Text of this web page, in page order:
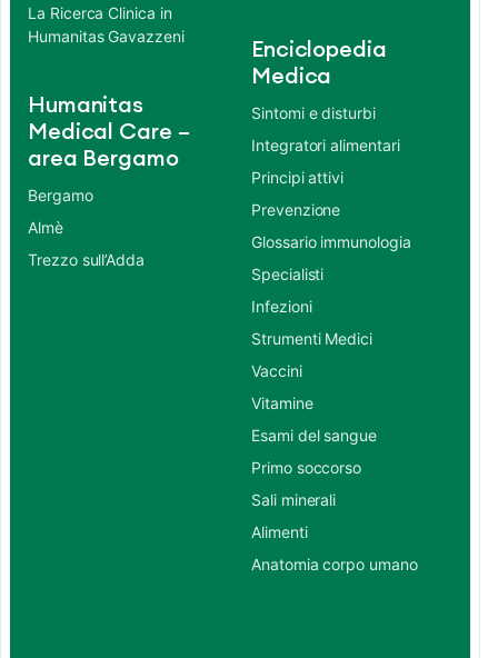
La Ricerca Clinica in
Humanitas Gavazzeni
Humanitas
Medical Care –
area Bergamo
Bergamo
Almè
Trezzo sull’Adda
Enciclopedia
Medica
Sintomi e disturbi
Integratori alimentari
Principi attivi
Prevenzione
Glossario immunologia
Specialisti
Infezioni
Strumenti Medici
Vaccini
Vitamine
Esami del sangue
Primo soccorso
Sali minerali
Alimenti
Anatomia corpo umano